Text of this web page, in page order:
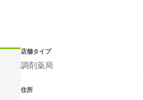
店舗タイプ
調剤薬局
住所